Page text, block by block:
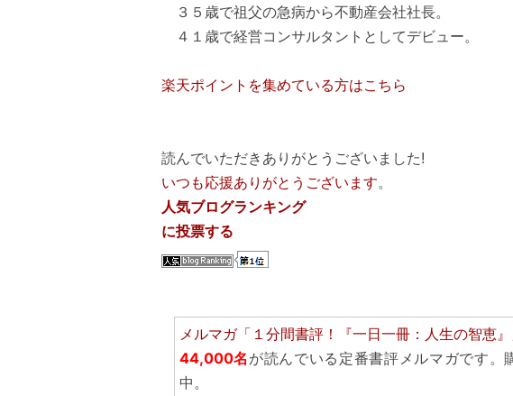
３５歳で祖父の急病から不動産会社社長。
４１歳で経営コンサルタントとしてデビュー。
楽天ポイントを集めている方はこちら
読んでいただきありがとうございました!
いつも応援ありがとうございます。
人気ブログランキング
に投票する
メルマガ「１分間書評！『一日一冊：人生の智恵』
44,000名 が読んでいる定番書評メルマガです。
中。